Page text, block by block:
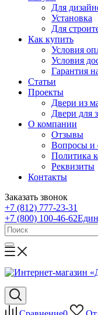
Для
Установка
Для
Как купить
Условия
Условия
Гарантия
Статьи
Проекты
Двери из
Двери для
О компании
Отзывы
Вопросы и
Политика
Реквизиты
Контакты
Заказать звонок
+7 (812) 777-23-31
+7 (800) 100-46-62